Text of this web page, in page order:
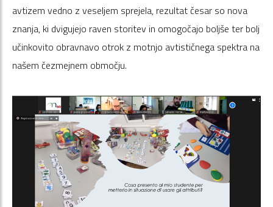
avtizem vedno z veseljem sprejela, rezultat česar so nova
znanja, ki dvigujejo raven storitev in omogočajo boljše ter bolj
učinkovito obravnavo otrok z motnjo avtističnega spektra na
našem čezmejnem območju.